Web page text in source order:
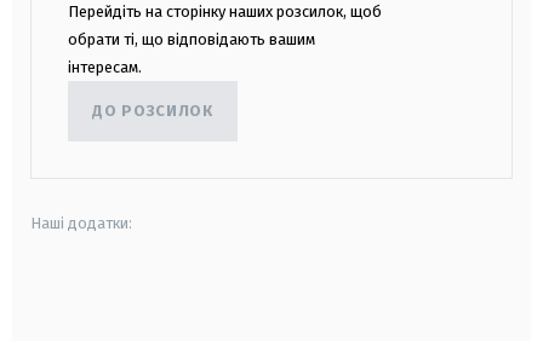
Перейдіть на сторінку наших розсилок, щоб
обрати ті, що відповідають вашим
інтересам.
ДО РОЗСИЛОК
Наші додатки: